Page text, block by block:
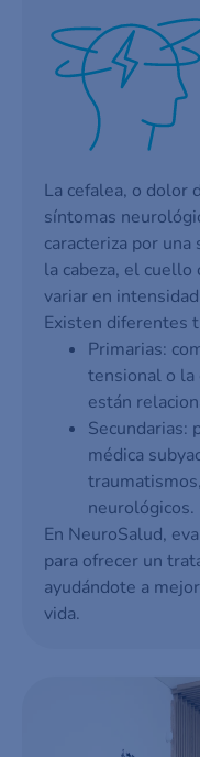
La cefalea, o dolor
síntomas
caracteriza por
la cabeza, el
variar en
Existen diferentes
Primarias:
tensional o la
están
Secundarias:
médica
neurológicos.
En NeuroSalud,
para ofrecer un
ayudándote a
vida.